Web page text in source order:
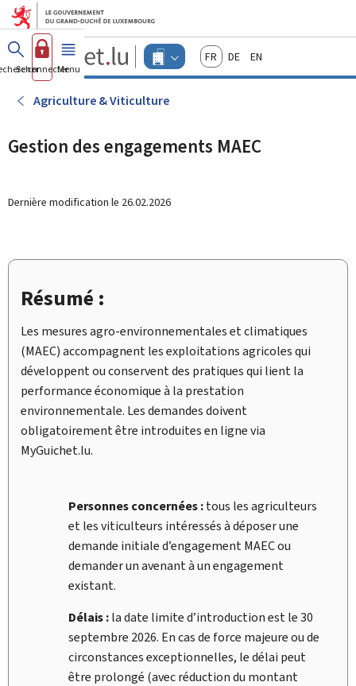
Aller au menu principal
Aller au contenu
Guichet.lu
Changer
d'espace
Menu
actif
FrançaisDeutschEnglish
Se connecterMenu principal
Agriculture & Viticulture
Gestion des engagements MAEC
Dernière modification le 26.02.2026
Résumé :
Les mesures agro‑environnementales et climatiques
(MAEC) accompagnent les exploitations agricoles qui
développent ou conservent des pratiques qui lient la
performance économique à la prestation
environnementale. Les demandes doivent
obligatoirement être introduites en ligne via
MyGuichet.lu.
Personnes concernées :tous les agriculteurs
et les viticulteurs intéressés à déposer une
demande initiale d’engagement MAEC ou
demander un avenant à un engagement
existant.
Délais :la date limite d’introduction est le 30
septembre 2026. En cas de force majeure ou de
circonstances exceptionnelles, le délai peut
être prolongé (avec réduction du montant